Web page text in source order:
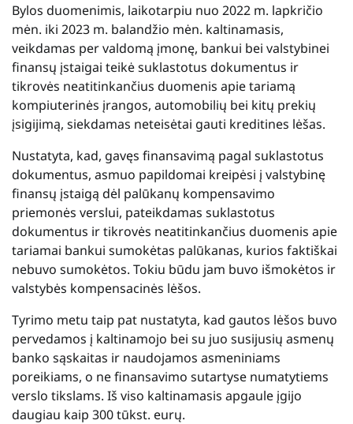
Bylos duomenimis, laikotarpiu nuo 2022 m. lapkričio
mėn. iki 2023 m. balandžio mėn. kaltinamasis,
veikdamas per valdomą įmonę, bankui bei valstybinei
finansų įstaigai teikė suklastotus dokumentus ir
tikrovės neatitinkančius duomenis apie tariamą
kompiuterinės įrangos, automobilių bei kitų prekių
įsigijimą, siekdamas neteisėtai gauti kreditines lėšas.
Nustatyta, kad, gavęs finansavimą pagal suklastotus
dokumentus, asmuo papildomai kreipėsi į valstybinę
finansų įstaigą dėl palūkanų kompensavimo
priemonės verslui, pateikdamas suklastotus
dokumentus ir tikrovės neatitinkančius duomenis apie
tariamai bankui sumokėtas palūkanas, kurios faktiškai
nebuvo sumokėtos. Tokiu būdu jam buvo išmokėtos ir
valstybės kompensacinės lėšos.
Tyrimo metu taip pat nustatyta, kad gautos lėšos buvo
pervedamos į kaltinamojo bei su juo susijusių asmenų
banko sąskaitas ir naudojamos asmeniniams
poreikiams, o ne finansavimo sutartyse numatytiems
verslo tikslams. Iš viso kaltinamasis apgaule įgijo
daugiau kaip 300 tūkst. eurų.